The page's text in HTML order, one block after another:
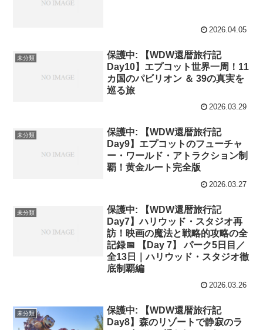
2026.04.05
未分類
保護中: 【WDW還暦旅行記
Day10】エプコット世界一周！11
カ国のパビリオン ＆ 39の真実を
巡る旅
2026.03.29
未分類
保護中: 【WDW還暦旅行記
Day9】エプコットのフューチャ
ー・ワールド・アトラクション制
覇！黄金ルート完全版
2026.03.27
未分類
保護中: 【WDW還暦旅行記
Day7】ハリウッド・スタジオ再
訪！映画の魔法と戦略的攻略の全
記録📅 【Day 7】 パーク5日目／
全13日｜ハリウッド・スタジオ徹
底制覇編
2026.03.26
未分類
保護中: 【WDW還暦旅行記
Day8】森のリゾートで静寂のラ